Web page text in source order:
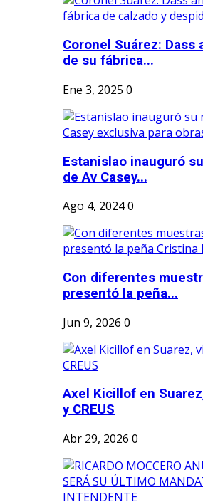
Coronel Suárez: Dass
de su fábrica...
Ene 3, 2025 0
Estanislao inauguró
de Av Casey...
Ago 4, 20240
Con diferentes
presentó la peña...
Jun 9, 2026 0
Axel Kicillof en
y CREUS
Abr 29, 2026 0